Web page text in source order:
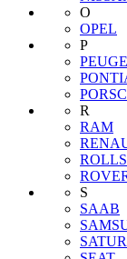
O
OPEL
P
R
RAM
S
SAAB